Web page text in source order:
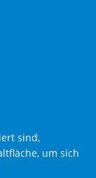
sind,
um sich